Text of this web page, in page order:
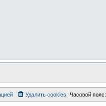
Часовой пояс:
Удалить cookies